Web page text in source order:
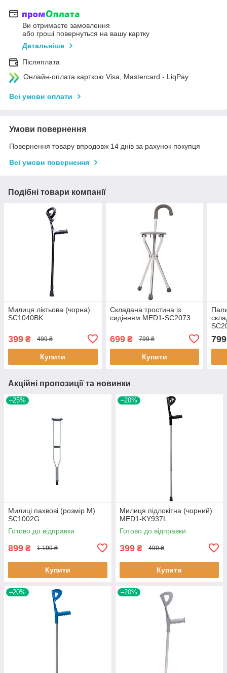
Ви отримаєте замовлення
або гроші повернуться на вашу картку
Детальніше
Післяплата
Онлайн-оплата карткою Visa, Mastercard - LiqPay
Всі умови оплати
Умови повернення
Повернення товару впродовж 14 днів за рахунок покупця
Всі умови повернення
Подібні товари компанії
Милиця ліктьова (чорна)
SC1040BK
399 ₴ 499 ₴
Купити
Складана тростина із
сидінням MED1-SC2073
699₴ 799 ₴
Купити
799
Акційні пропозиції та новинки
–25%
Милиці пахвові (розмір M)
SC1002G
Готово до відправки
899 ₴ 1 199 ₴
Купити
–20%
Милиця підлокітна (чорний)
MED1-KY937L
Готово до відправки
399 ₴ 499 ₴
Купити
–20% –20%